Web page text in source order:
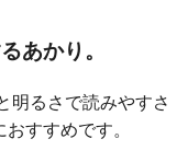
あかり。
明るさで読みやすさ
すすめです。